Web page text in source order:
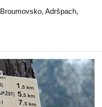
Broumovsko, Adršpach,